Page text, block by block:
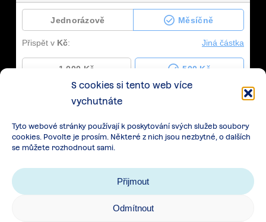
S cookies si tento web více
vychutnáte
Tyto webové stránky používají k poskytování svých služeb soubory
cookies. Povolte je prosím. Některé z nich jsou nezbytné, o dalších
se můžete rozhodnout sami.
Přijmout
Odmítnout